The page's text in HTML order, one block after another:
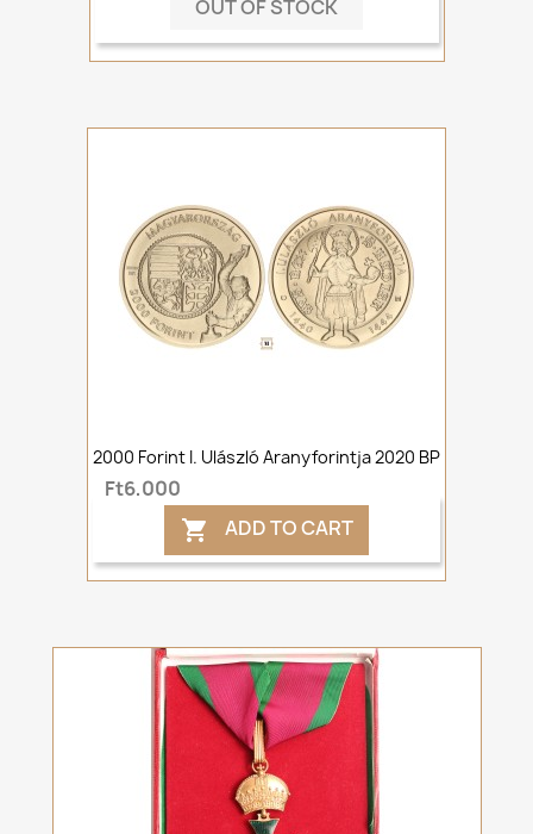
OUT OF STOCK
2000 Forint I. Ulászló Aranyforintja 2020 BP
Ft6,000
 ADD TO CART